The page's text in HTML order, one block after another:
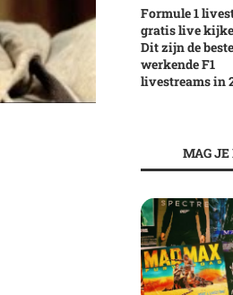
Formule 1
gratis live
Dit zijn de beste
werkende F1
livestreams in
MAG